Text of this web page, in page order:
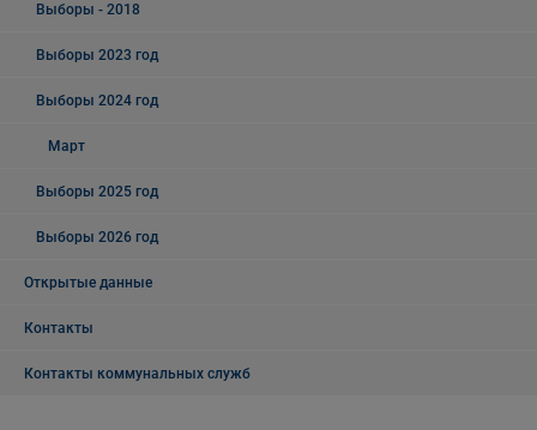
Выборы - 2018
Выборы 2023 год
Выборы 2024 год
Март
Выборы 2025 год
Выборы 2026 год
Открытые данные
Контакты
Контакты коммунальных служб